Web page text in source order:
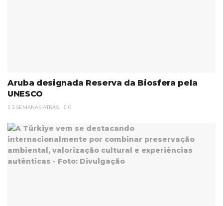
Aruba designada Reserva da Biosfera pela
UNESCO
3 SEMANAS ATRÁS 0